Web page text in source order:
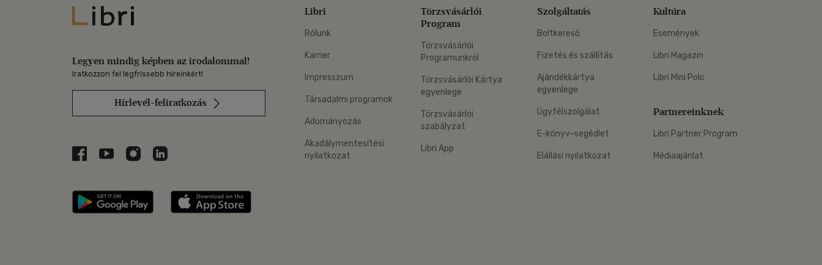
Libri
Legyen mindig képben az irodalommal!
Iratkozzon fel legfrissebb híreinkért!
Hírlevél-feliratkozás
Libri a Facebookon
Libri a Youtube-on
Libri az Instagramon
Libri a LinkedInen
Libri applikáció Szerezd meg: Google Play
Libri
Rólunk
Karrier
Impresszum
Társadalmi programok
Adományozás
Akadálymentesítési
nyilatkozat
Törzsvásárlói
Program
Törzsvásárlói
Programunkról
Törzsvásárlói Kártya
egyenlege
Törzsvásárlói
szabályzat
Libri App
Szolgáltatás
Boltkereső
Fizetés és szállítás
Ajándékkártya
egyenlege
Ügyfélszolgálat
E-könyv-segédlet
Elállási nyilatkozat
Kultúra
Események
Libri Magazin
Libri Mini Polc
Partnereinknek
Libri Partner Program
Médiaajánlat